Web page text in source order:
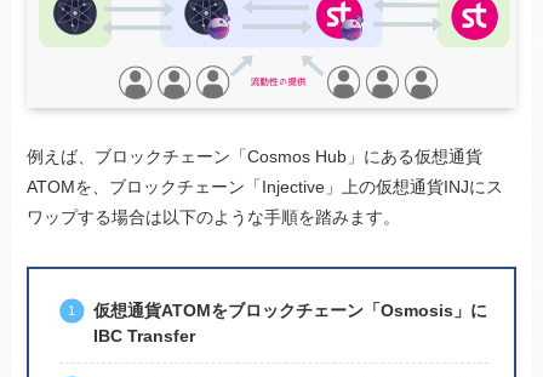
例えば、ブロックチェーン「Cosmos Hub」にある仮想通貨
ATOMを、ブロックチェーン「Injective」上の仮想通貨INJにス
ワップする場合は以下のような手順を踏みます。
仮想通貨ATOMをブロックチェーン「Osmosis」に
IBC Transfer